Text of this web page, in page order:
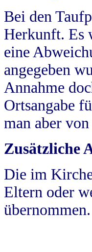
Bei den
Herkunft. Es
eine
angegeben
Annahme
Ortsangabe
man aber
Zusätzliche
Die im
Eltern oder
übernommen.